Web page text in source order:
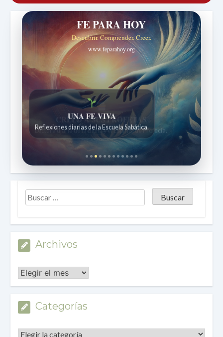
FE PARA HOY
Descubrir. Comprender. Creer.
www.feparahoy.org
UNA FE VIVA
Reflexiones diarias de la Escuela Sabática.
Archivos
Archivos
Categorías
Categorías